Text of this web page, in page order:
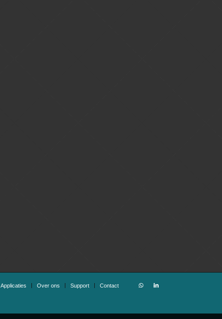
Applicaties Over ons Support Contact